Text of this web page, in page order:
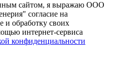
сайтом, я выражаю ООО
согласие на
и обработку своих
интернет-сервиса
конфиденциальности